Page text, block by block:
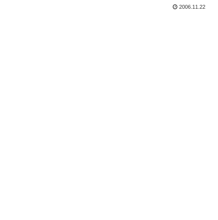
2006.11.22